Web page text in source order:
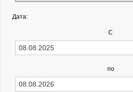
Дата:
С
по